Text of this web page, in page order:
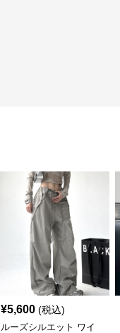
¥5,600 (税込)
ルーズシルエット ワイ